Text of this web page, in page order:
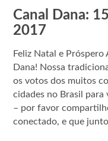
Canal Dana:
2017
Feliz Natal e Próspero
Dana! Nossa
os votos dos muitos
cidades no Brasil para
– por favor
conectado, e que